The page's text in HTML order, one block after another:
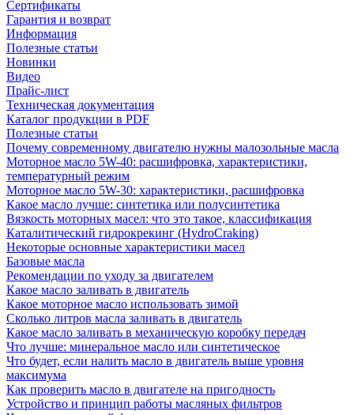
Сертификаты
Гарантия и возврат
Информация
Полезные статьи
Новинки
Видео
Прайс-лист
Техническая документация
Каталог продукции в PDF
Полезные статьи
Почему современному двигателю нужны малозольные масла
Моторное масло 5W-40: расшифровка, характеристики,
температурный режим
Моторное масло 5W-30: характеристики, расшифровка
Какое масло лучше: синтетика или полусинтетика
Вязкость моторных масел: что это такое, классификация
Каталитический гидрокрекинг (НydroСraking)
Некоторые основные характеристики масел
Базовые масла
Рекомендации по уходу за двигателем
Какое масло заливать в двигатель
Какое моторное масло использовать зимой
Сколько литров масла заливать в двигатель
Какое масло заливать в механическую коробку передач
Что лучше: минеральное масло или синтетическое
Что будет, если налить масло в двигатель выше уровня
максимума
Как проверить масло в двигателе на пригодность
Устройство и принцип работы масляных фильтров